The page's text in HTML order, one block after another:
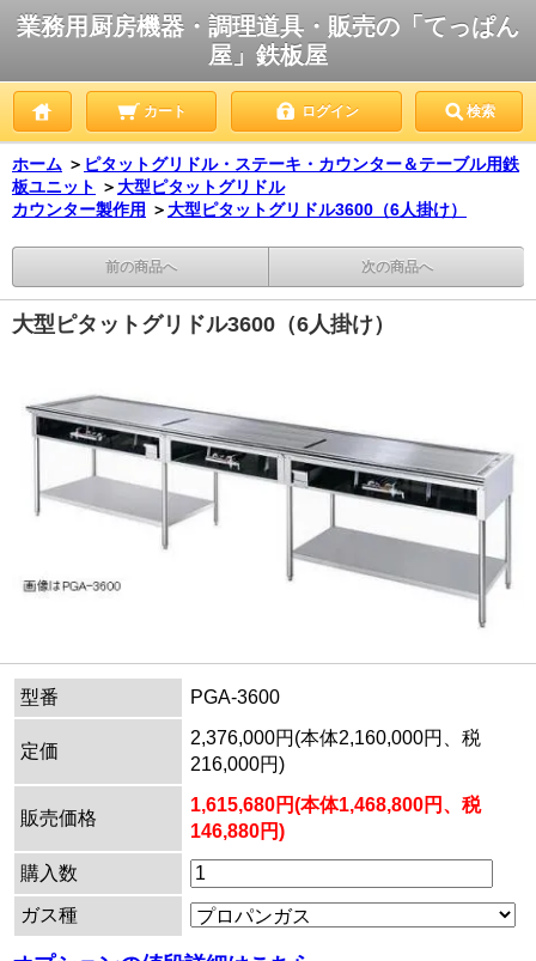
業務用厨房機器・調理道具・販売の「てっぱん
屋」鉄板屋
カート ログイン 検索
ホーム ＞ ピタットグリドル・ステーキ・カウンター＆テーブル用鉄
板ユニット ＞大型ピタットグリドル
カウンター製作用 ＞大型ピタットグリドル3600（6人掛け）
前の商品へ 次の商品へ
大型ピタットグリドル3600（6人掛け）
型番 PGA-3600
定価
2,376,000円(本体2,160,000円、税
216,000円)
販売価格
1,615,680円(本体1,468,800円、税
146,880円)
購入数
ガス種